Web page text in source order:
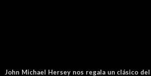
John Michael Hersey nos regala un clásico